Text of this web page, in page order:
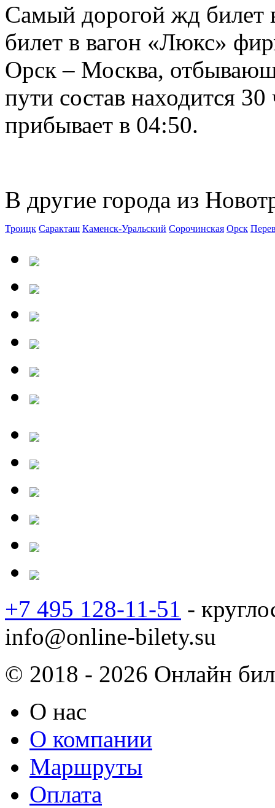
Самый дорогой жд билет
билет в вагон «Люкс»
Орск – Москва,
пути состав находится
прибывает в 04:50.
В другие города из
Троицк Саракташ Каменск-Уральский Сорочинская Орск
+7 495 128-11-51 -
info@online-bilety.su
© 2018 - 2026 Онлайн
О нас
О компании
Маршруты
Оплата